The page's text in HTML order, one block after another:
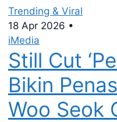
Trending & Viral
18 Apr 2026 •
iMedia
Still Cut
Bikin
Woo Seok